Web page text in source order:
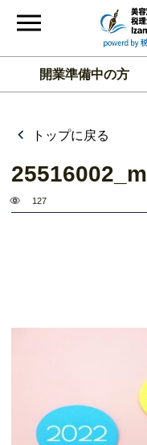
開業準備中の方
トップに戻る
25516002_m
127